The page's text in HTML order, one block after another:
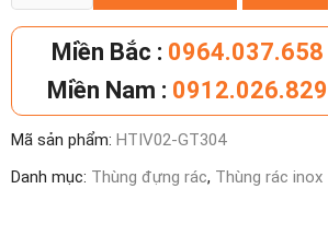
rác
inox
cấp
để
sảnh
Miền Bắc : 0964.037.658
Miền Nam : 0912.026.829
Mã sản phẩm: HTIV02-GT304
Danh mục: Thùng đựng rác, Thùng rác inox